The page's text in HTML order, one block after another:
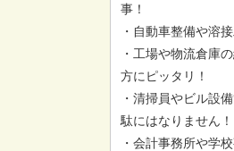
事！
・自動車整備や溶
・工場や物流倉庫
方にピッタリ！
・清掃員やビル設
駄にはなりません
・会計事務所や学